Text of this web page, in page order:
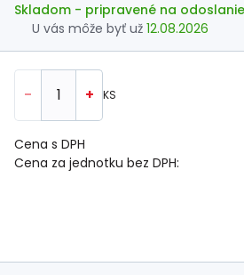
Skladom - pripravené na odoslanie
U vás môže byť už 12.08.2026
- + KS
Cena za jednotku bez DPH:
Cena s DPH